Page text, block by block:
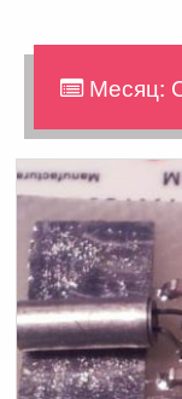
Месяц: